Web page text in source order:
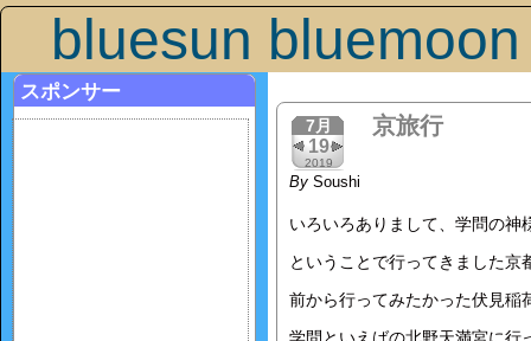
bluesun bluemoon
スポンサー
7月
19
2019
京旅行
By Soushi
いろいろありまして、学問の神
ということで行ってきました京
前から行ってみたかった伏見稲